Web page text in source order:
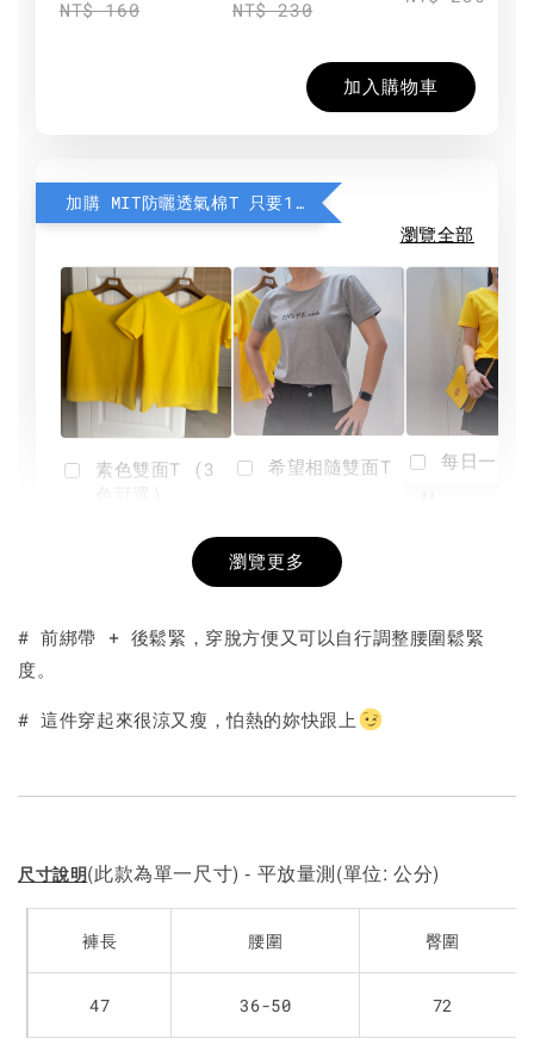
NT$ 160
NT$ 230
加入購物車
加購 MIT防曬透氣棉T 只要190元
瀏覽全部
素色雙面T (3
+
希望相隨雙面T
NT$ 190
-
每日一笑
瀏覽更多
# 前綁帶 + 後鬆緊，穿脫方便又可以自行調整腰圍鬆緊
度。
# 這件穿起來很涼又瘦，怕熱的妳快跟上
尺寸說明(此款為單一尺寸) - 平放量測(單位: 公分)
褲長 腰圍 臀圍
47 36-50 72